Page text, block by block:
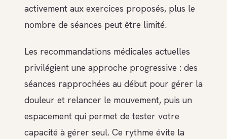
activement aux exercices proposés, plus le
nombre de séances peut être limité.
Les recommandations médicales actuelles
privilégient une approche progressive : des
séances rapprochées au début pour gérer la
douleur et relancer le mouvement, puis un
espacement qui permet de tester votre
capacité à gérer seul. Ce rythme évite la